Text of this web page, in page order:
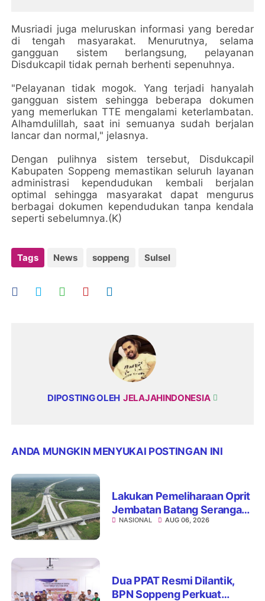
Musriadi juga meluruskan informasi yang beredar
di tengah masyarakat. Menurutnya, selama
gangguan sistem berlangsung, pelayanan
Disdukcapil tidak pernah berhenti sepenuhnya.
"Pelayanan tidak mogok. Yang terjadi hanyalah
gangguan sistem sehingga beberapa dokumen
yang memerlukan TTE mengalami keterlambatan.
Alhamdulillah, saat ini semuanya sudah berjalan
lancar dan normal," jelasnya.
Dengan pulihnya sistem tersebut, Disdukcapil
Kabupaten Soppeng memastikan seluruh layanan
administrasi kependudukan kembali berjalan
optimal sehingga masyarakat dapat mengurus
berbagai dokumen kependudukan tanpa kendala
seperti sebelumnya.(K)
Tags News soppeng Sulsel
DIPOSTING OLEH JELAJAHINDONESIA
ANDA MUNGKIN MENYUKAI POSTINGAN INI
Lakukan Pemeliharaan Oprit
Jembatan Batang Serangan,
Hutama Karya Uji Coba
NASIONAL AUG 06, 2026
Dua PPAT Resmi Dilantik,
BPN Soppeng Perkuat